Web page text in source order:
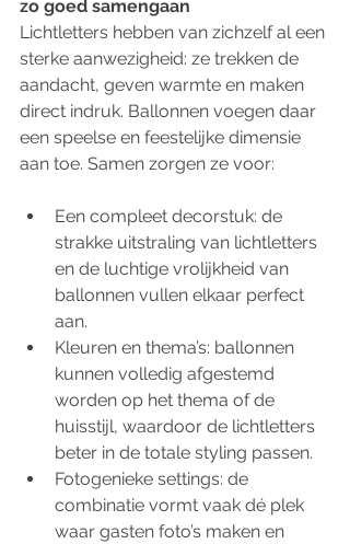
zo goed samengaan
Lichtletters hebben van zichzelf al een
sterke aanwezigheid: ze trekken de
aandacht, geven warmte en maken
direct indruk. Ballonnen voegen daar
een speelse en feestelijke dimensie
aan toe. Samen zorgen ze voor:
Een compleet decorstuk: de
strakke uitstraling van lichtletters
en de luchtige vrolijkheid van
ballonnen vullen elkaar perfect
aan.
Kleuren en thema’s: ballonnen
kunnen volledig afgestemd
worden op het thema of de
huisstijl, waardoor de lichtletters
beter in de totale styling passen.
Fotogenieke settings: de
combinatie vormt vaak dé plek
waar gasten foto’s maken en